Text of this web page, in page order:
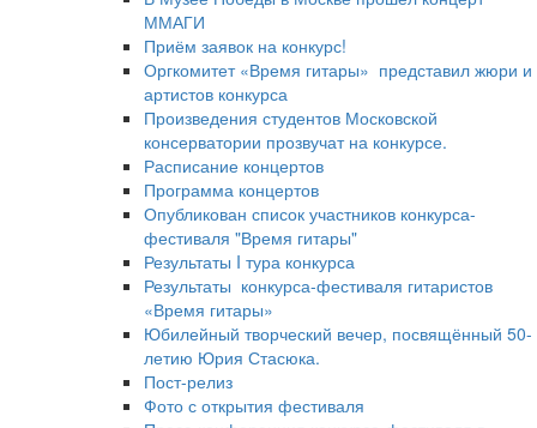
ММАГИ
Приём заявок на конкурс!
Оргкомитет «Время гитары» представил жюри и
артистов конкурса
Произведения студентов Московской
консерватории прозвучат на конкурсе.
Расписание концертов
Программа концертов
Опубликован список участников конкурса-
фестиваля "Время гитары"
Результаты I тура конкурса
Результаты конкурса-фестиваля гитаристов
«Время гитары»
Юбилейный творческий вечер, посвящённый 50-
летию Юрия Стасюка.
Пост-релиз
Фото с открытия фестиваля